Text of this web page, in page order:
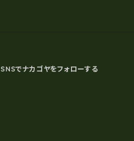
SNSでナカゴヤをフォローする